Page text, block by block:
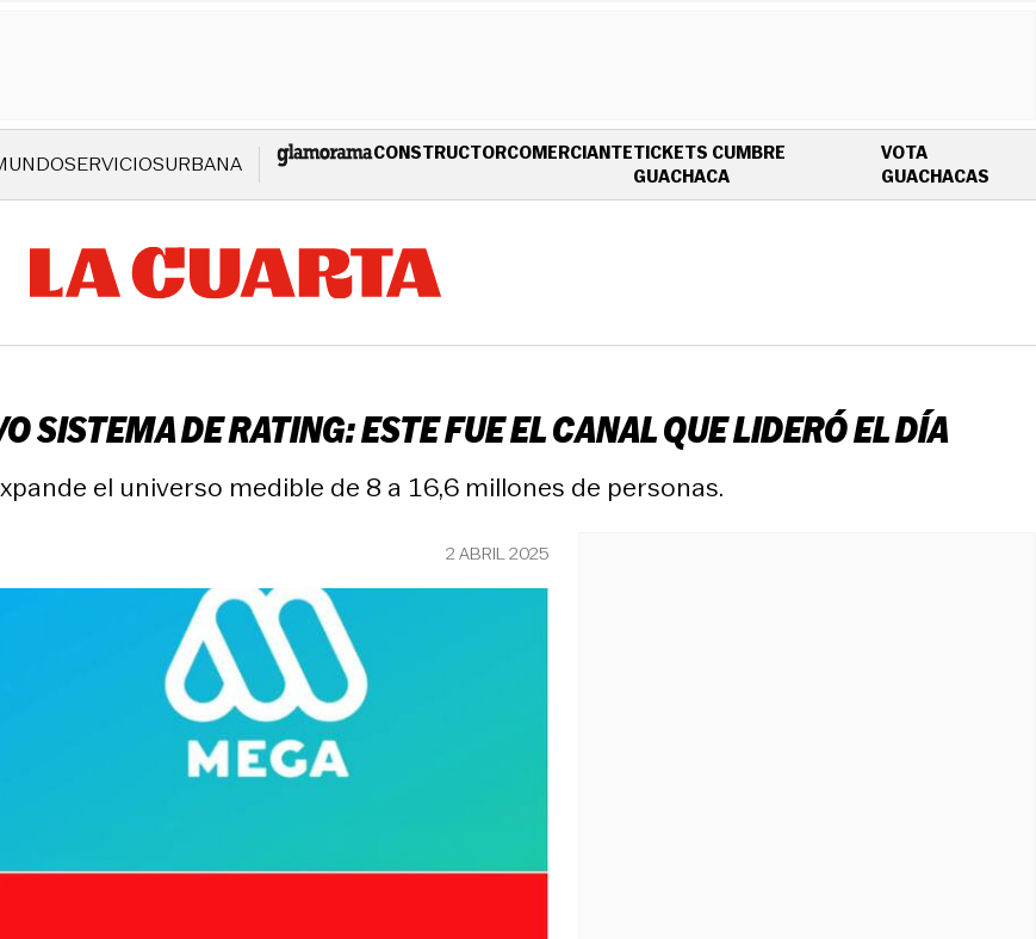
SERVICIOSURBANA CONSTRUCTORCOMERCIANTETICKETS CUMBRE
GUACHACAOPENS IN NEW WINDOW
VOTA
GUACHACAS
SISTEMA DE RATING: ESTE FUE EL CANAL QUE LIDERÓ EL DÍA
el universo medible de 8 a 16,6 millones de personas.
2 ABRIL 2025